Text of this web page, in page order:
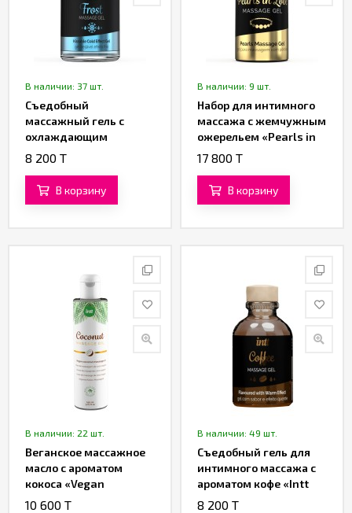
В наличии: 37 шт.
Съедобный
массажный гель с
охлаждающим
эффектом «Frost
(30 ML)
8 200 T
В корзину
В наличии: 9 шт.
Набор для интимного
массажа с жемчужным
ожерельем «Pearls in
Love» от «Intt» (15 ML)
17 800 T
В корзину
В наличии: 22 шт.
Веганское массажное
масло с ароматом
кокоса «Vegan
Coconut» от «Intt» (150
10 600 T
В наличии: 49 шт.
Съедобный гель для
интимного массажа с
ароматом кофе «Intt
Coffee Massage Gel» от
8 200 T